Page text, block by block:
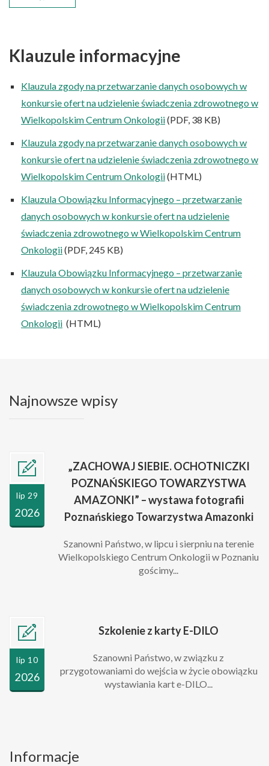
Klauzule informacyjne
Klauzula zgody na przetwarzanie danych osobowych w
konkursie ofert na udzielenie świadczenia zdrowotnego w
Wielkopolskim Centrum Onkologii(PDF, 38 KB)
Klauzula zgody na przetwarzanie danych osobowych w
konkursie ofert na udzielenie świadczenia zdrowotnego w
Wielkopolskim Centrum Onkologii(HTML)
Klauzula Obowiązku Informacyjnego – przetwarzanie
danych osobowych w konkursie ofert na udzielenie
świadczenia zdrowotnego w Wielkopolskim Centrum
Onkologii(PDF, 245 KB)
Klauzula Obowiązku Informacyjnego – przetwarzanie
danych osobowych w konkursie ofert na udzielenie
świadczenia zdrowotnego w Wielkopolskim Centrum
Onkologii (HTML)
Najnowsze wpisy
lip 29
2026
„ZACHOWAJ SIEBIE. OCHOTNICZKI
POZNAŃSKIEGO TOWARZYSTWA
AMAZONKI” – wystawa fotografii
Poznańskiego Towarzystwa Amazonki
Szanowni Państwo, w lipcu i sierpniu na terenie
Wielkopolskiego Centrum Onkologii w Poznaniu
gościmy...
lip 10
2026
Szkolenie z karty E-DILO
Szanowni Państwo, w związku z
przygotowaniami do wejścia w życie obowiązku
wystawiania kart e-DILO...
Informacje